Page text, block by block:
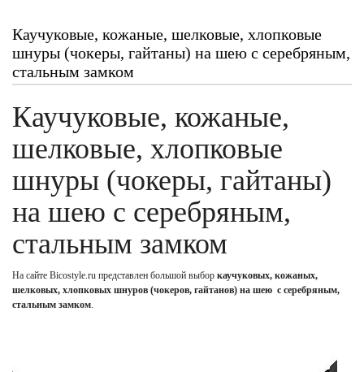
Каучуковые, кожаные, шелковые, хлопковые
шнуры (чокеры, гайтаны) на шею с серебряным,
стальным замком
Каучуковые, кожаные,
шелковые, хлопковые
шнуры (чокеры, гайтаны)
на шею с серебряным,
стальным замком
На сайте Bicostyle.ru представлен большой выбор каучуковых, кожаных,
шелковых, хлопковых шнуров (чокеров, гайтанов) на шею с серебряным,
стальным замком.